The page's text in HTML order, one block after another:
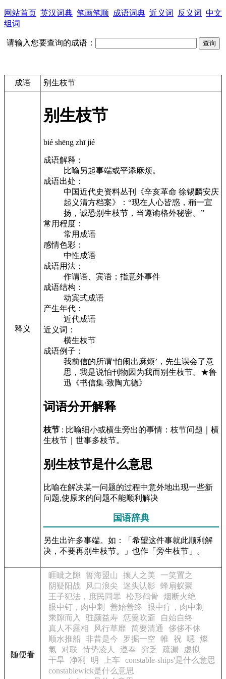
网站首页 英汉词典 笔画笔顺 成语词典 近义词 反义词 中文
组词
请输入您要查询的成语：
成语 别生枝节
释义
别生枝节
bié shēng zhī jié
成语解释：
比喻另起事端或平添麻烦。
成语出处：
中国近代史资料丛刊《辛亥革命 徐锡麟安庆
起义清方档案》：“现在人心皆惑，稍一宣
扬，诚恐别生枝节，当遵谕格外秘密。”
常用程度：
常用成语
感情色彩：
中性成语
成语用法：
作谓语、宾语；指意外事件
成语结构：
动宾式成语
产生年代：
近代成语
近义词：
横生枝节
成语例子：
我前信的所谓‘怕闹出麻烦’，先生误会了意
思，我是说怕刊物因为我而别生枝节。★鲁
迅《书信集·致陶亢德》
词语分开解释
枝节 : 比喻细小或横生旁出的事情：枝节问题｜横
生枝节｜世事多枝节。
别生枝节是什么意思
比喻在解决某一问题的过程中意外地出现一些新
问题,使原来的问题不能顺利解决
国语辞典
另生出许多事端。如：「希望这件事就此顺利解
决，不要再别生枝节。」也作「旁生枝节」。
随便看
睚眦之隙 誓海盟山 攘人之美
一笑置之
阴疑阳战
风口浪尖 迷头认影
蜂扇蚁聚
王子犯法，庶民同罪
松形鹤骨
烟断火绝
眼中钉，肉中刺
善始善终
眼中疔，肉中刺
乘隙而入
驻颜益寿 惩羹吹齑
自始自终
真人不露相
风行草靡 简要清通
侈侈不休
顺水推船 非昔是今 罗掘一空 帷 祝 噁
燦
氯
对联 恃势凌人 遵奉 穷乏 疏漏
虚拟
干旱
净利 明 上车
constable-ships'是什么意思
constablewick是什么意思